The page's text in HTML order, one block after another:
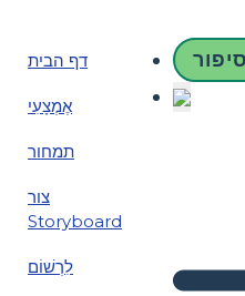
דף הבית
אֶמְצָעִי
תמחור
צור
Storyboard
לִרְשׁוֹם